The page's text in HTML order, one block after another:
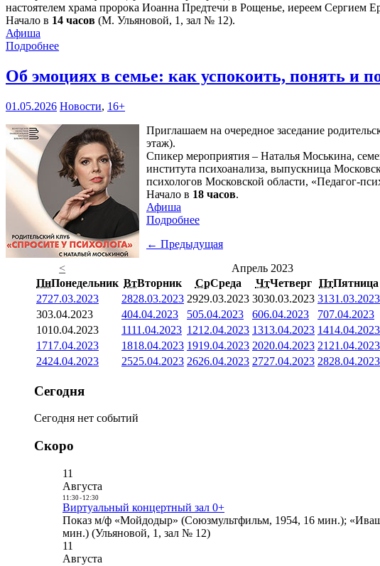
настоятелем храма пророка Иоанна Предтечи в Рощенье, иереем
Начало в 14 часов (М. Ульяновой, 1, зал № 12).
Афиша
Подробнее
Об эмоциях в семье: как успокоить, понять и
01.05.2026 Новости, 16+
Приглашаем на очередное заседание
этаж).
Спикер мероприятия – Наталья Моськина,
института психоанализа, выпускница
психологов Московской области, «Педагог-
Начало в 18 часов.
Афиша
Подробнее
← Предыдущая
<
Апрель 2023
ПнПонедельник ВтВторник СрСреда ЧтЧетверг ПтПятница
2727.03.2023 2828.03.2023 2929.03.2023 3030.03.2023 3131.03.2023
303.04.2023 404.04.2023 505.04.2023 606.04.2023 707.04.2023
1010.04.2023 1111.04.2023 1212.04.2023 1313.04.2023 1414.04.2023
1717.04.2023 1818.04.2023 1919.04.2023 2020.04.2023 21 21.04.2023
2424.04.2023 2525.04.2023 2626.04.2023 2727.04.2023 2828.04.2023
Сегодня
Сегодня нет событий
Скоро
11
Августа
11:30- 12:30
Виртуальный концертный зал 0+
Показ м/ф «Мойдодыр» (Союзмультфильм, 1954, 16 мин.);
мин.) (Ульяновой, 1, зал № 12)
11
Августа